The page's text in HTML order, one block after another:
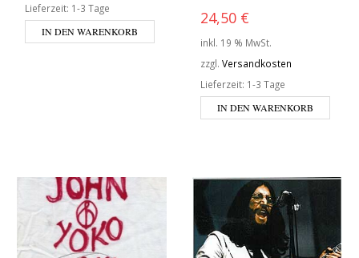
Lieferzeit: 1-3 Tage
IN DEN WARENKORB
24,50 €
inkl. 19 % MwSt.
zzgl. Versandkosten
Lieferzeit: 1-3 Tage
IN DEN WARENKORB